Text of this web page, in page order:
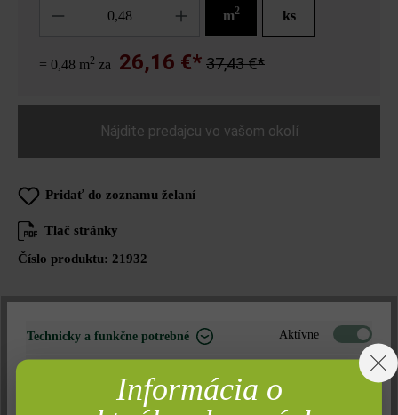
m2 ks
= 0,48 m2 za 26,16 €* 37,43 €*
Nájdite predajcu vo vašom okolí
Pridať do zoznamu želaní
Tlač stránky
Číslo produktu: 21932
Opis produktu
Platne Versus sa v rámci nášho výrobného programu vyznačujú
Technicky a funkčne potrebné Aktívne
Neaktívne
Informácia o